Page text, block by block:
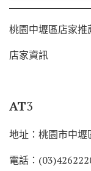
桃園中壢區店家推
店家資訊
AT3
地址：桃園市中
電話：